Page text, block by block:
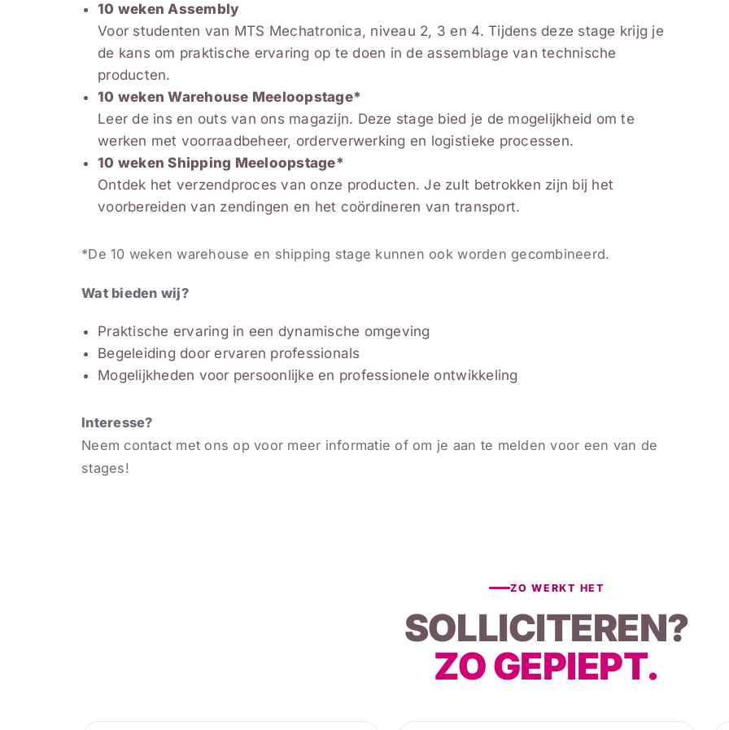
10 weken Assembly
Voor studenten van MTS Mechatronica, niveau 2, 3 en 4. Tijdens deze stage krijg je
de kans om praktische ervaring op te doen in de assemblage van technische
producten.
10 weken Warehouse Meeloopstage*
Leer de ins en outs van ons magazijn. Deze stage bied je de mogelijkheid om te
werken met voorraadbeheer, orderverwerking en logistieke processen.
10 weken Shipping Meeloopstage*
Ontdek het verzendproces van onze producten. Je zult betrokken zijn bij het
voorbereiden van zendingen en het coördineren van transport.
*De 10 weken warehouse en shipping stage kunnen ook worden gecombineerd.
Wat bieden wij?
Praktische ervaring in een dynamische omgeving
Begeleiding door ervaren professionals
Mogelijkheden voor persoonlijke en professionele ontwikkeling
Interesse?
Neem contact met ons op voor meer informatie of om je aan te melden voor een van de
stages!
ZO WERKT HET
SOLLICITEREN?
ZO GEPIEPT.